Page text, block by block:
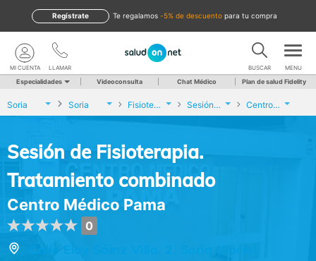
te regalamos -5% de descuento para tu compra
Regístrate
LLAMAR
MI CUENTA BUSCAR MENU
Especialidades Videoconsulta Chat Médico Plan de salud Fidelity
Soria Soria Fisioterapia Sesión de Fisioterapia. Tratamiento combinado Centro Médico Pama
Sesión de Fisioterapia.
Tratamiento combinado
Centro Médico Pama
0